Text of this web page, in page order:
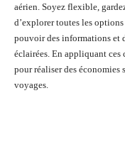
aérien. Soyez flexible,
d’explorer toutes les
pouvoir des informations et
éclairées. En appliquant ces
pour réaliser des
voyages.